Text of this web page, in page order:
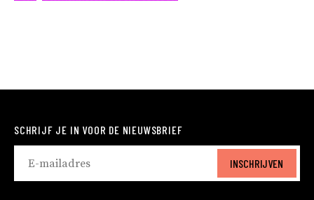
SCHRIJF JE IN VOOR DE NIEUWSBRIEF
INSCHRIJVEN